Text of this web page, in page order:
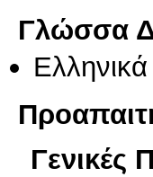
Γλώσσα
Ελληνικά
Γενικές